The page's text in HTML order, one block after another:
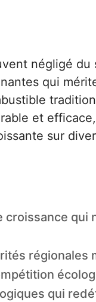
négligé du
qui
et
sur
qui
régionales
qui